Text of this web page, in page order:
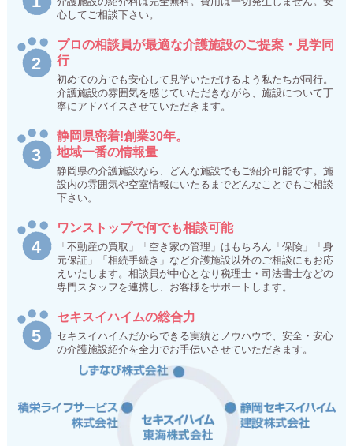
心してご相談下さい。
プロの相談員が最適な介護施設のご提案・見学同
行
初めての方でも安心して見学いただけるよう私たちが同行。
介護施設の雰囲気を感じていただきながら、施設について丁
寧にアドバイスさせていただきます。
静岡県密着!創業30年。
地域一番の情報量
静岡県の介護施設なら、どんな施設でもご紹介可能です。施
設内の雰囲気や空室情報にいたるまでどんなことでもご相談
下さい。
ワンストップで何でも相談可能
「不動産の買取」「空き家の管理」はもちろん「保険」「身
元保証」「相続手続き」など介護施設以外のご相談にもお応
えいたします。相談員が中心となり税理士・司法書士などの
専門スタッフを連携し、お客様をサポートします。
セキスイハイムの総合力
セキスイハイムだからできる実績とノウハウで、安全・安心
の介護施設紹介を全力でお手伝いさせていただきます。